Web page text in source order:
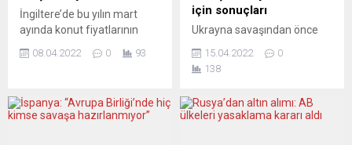
İngiltere’de bu yılın mart
ayında konut fiyatlarının
bildirildi. Enflasyondaki
gerginliğin giderilebileceği
beklentisi de var. İngiliz
08.04.2022 0 93
için sonuçları
Ukrayna savaşından önce
fiyatları daha da artarken,
birçok Avrupa ülkesinde
7’yi aşmış durumda. Rusya
ve Ukrayna’nın başlıca
15.04.2022
0
138